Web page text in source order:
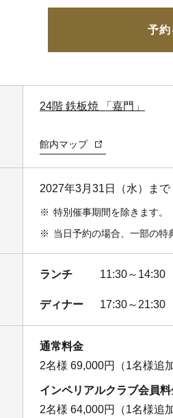
予約
24階 鉄板焼 「嘉門」
館内マップ
2027年3月31日（水）まで
※ 特別催事期間を除きます。
※ 当日予約の場合、一部の特
ランチ 11:30～14:30
ディナー 17:30～21:30
通常料金
2名様 69,000円（1名様追
インペリアルクラブ会員料
2名様 64,000円（1名様追